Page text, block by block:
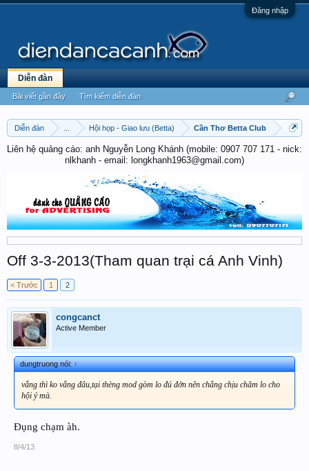
Đăng nhập
Diễn đàn Hội họp - Giao lưu (Betta) Cần Thơ Betta Club
Liên hệ quảng cáo: anh Nguyễn Long Khánh (mobile: 0907 707 171 - nick:
nlkhanh - email: longkhanh1963@gmail.com)
Off 3-3-2013(Tham quan trại cá Anh Vinh)
< Trước 1 2
congcanct
Active Member
dungtruong nói:↑
vắng thì ko vắng đâu,tại thèng mod gòm lo đú đởn nên chẳng chịu chăm lo cho
hội ý mà.
Đụng chạm àh.
8/4/13
Diễn đàn
Bài viết gần đây Tìm kiếm diễn đàn